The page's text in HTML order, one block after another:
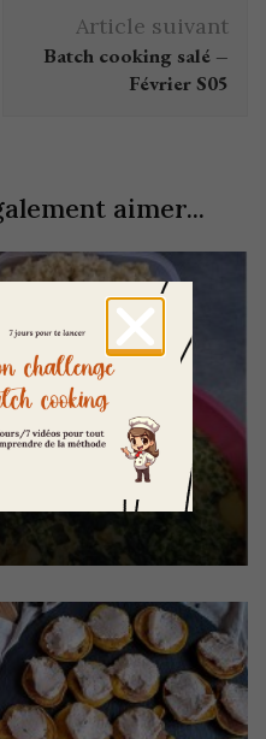
Article suivant
Batch cooking salé –
Février S05
aimer...
Avril semaine